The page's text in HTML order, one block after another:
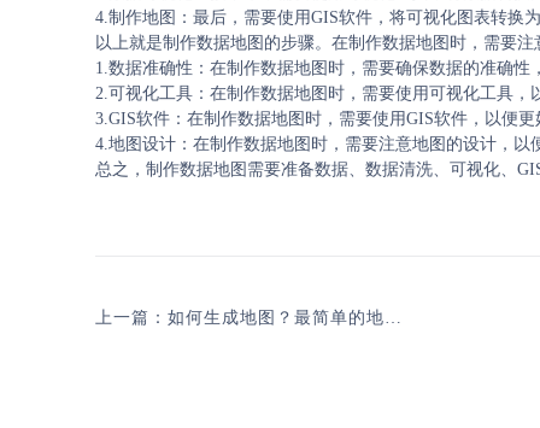
4.制作地图：最后，需要使用GIS软件，将可视化图表转换
以上就是制作数据地图的步骤。在制作数据地图时，需要注
1.数据准确性：在制作数据地图时，需要确保数据的准确性
2.可视化工具：在制作数据地图时，需要使用可视化工具，
3.GIS软件：在制作数据地图时，需要使用GIS软件，以便
4.地图设计：在制作数据地图时，需要注意地图的设计，以
总之，制作数据地图需要准备数据、数据清洗、可视化、
上一篇：如何生成地图？最简单的地图制作教程